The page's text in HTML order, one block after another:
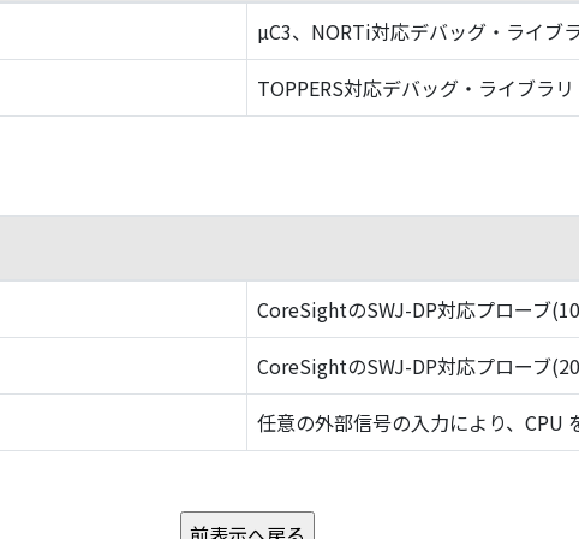
µC3、NORTi対応デバッグ・ライブ
TOPPERS対応デバッグ・ライブラリ
CoreSightのSWJ-DP対応プローブ
CoreSightのSWJ-DP対応プローブ
任意の外部信号の入力により、CPU